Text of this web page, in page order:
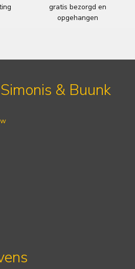
gratis bezorgd en
opgehangen
& Buunk